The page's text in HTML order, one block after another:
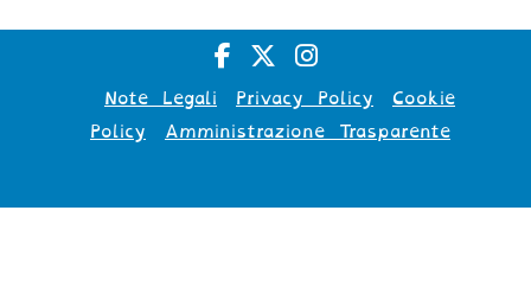
Note Legali Privacy Policy
Cookie
Policy
Amministrazione Trasparente